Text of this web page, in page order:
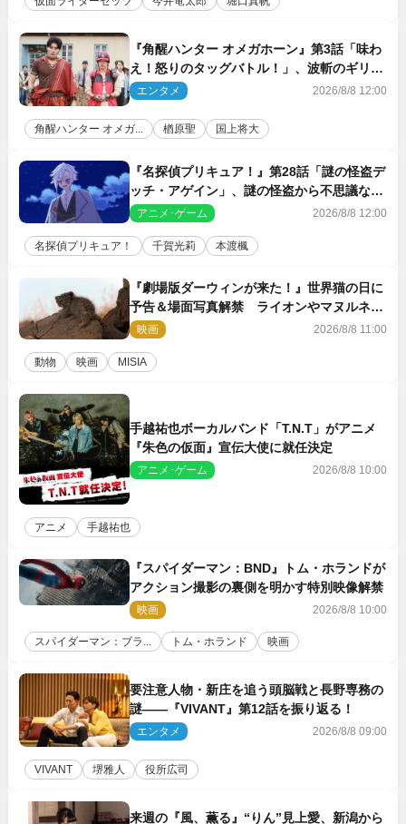
『角醒ハンター オメガホーン』第3話「味わ
え！怒りのタッグバトル！」、波斬のギリコ
がハンターバトルを挑んできた！
エンタメ 2026/8/8 12:00
角醒ハンター オメガ... 楢原聖 国上将大
『名探偵プリキュア！』第28話「謎の怪盗デ
ッチ・アゲイン」、謎の怪盗から不思議な予
告状が届く
アニメ･ゲーム 2026/8/8 12:00
名探偵プリキュア！ 千賀光莉 本渡楓
『劇場版ダーウィンが来た！』世界猫の日に
予告＆場面写真解禁 ライオンやマヌルネコ
の赤ちゃんが大集合
映画 2026/8/8 11:00
動物 映画 MISIA
手越祐也ボーカルバンド「T.N.T」がアニメ
『朱色の仮面』宣伝大使に就任決定
アニメ･ゲーム 2026/8/8 10:00
アニメ 手越祐也
『スパイダーマン：BND』トム・ホランドが
アクション撮影の裏側を明かす特別映像解禁
映画 2026/8/8 10:00
スパイダーマン：ブラ... トム・ホランド 映画
要注意人物・新庄を追う頭脳戦と長野専務の
謎――『VIVANT』第12話を振り返る！
エンタメ 2026/8/8 09:00
VIVANT 堺雅人 役所広司
来週の『風、薫る』“りん”見上愛、新潟から